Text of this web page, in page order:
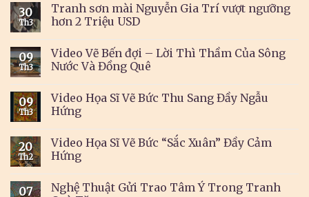
30
Th3
Tranh sơn mài Nguyễn Gia Trí vượt ngưỡng
hơn 2 Triệu USD
09
Th3
Video Vẽ Bến đợi – Lời Thì Thầm Của Sông
Nước Và Đồng Quê
09
Th3
Video Họa Sĩ Vẽ Bức Thu Sang Đầy Ngẫu
Hứng
20
Th2
Video Họa Sĩ Vẽ Bức “Sắc Xuân” Đầy Cảm
Hứng
07
Nghệ Thuật Gửi Trao Tâm Ý Trong Tranh